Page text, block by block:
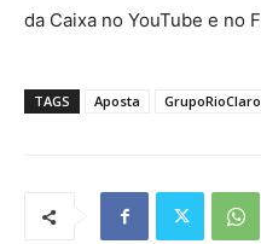
da Caixa no YouTube e no
TAGS Aposta GrupoRioClaro